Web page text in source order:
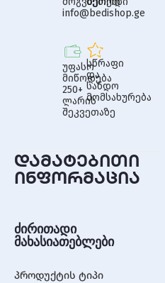
info@bedishop.ge
უფასო
მიწოდება
250+
ლარის
შეკვეთაზე
სწრაფი
და
სანდო
მომსახურება
დამატებითი
ინფორმაცია
ძირითადი
მახასიათებლები
პროდუქტის ტიპი